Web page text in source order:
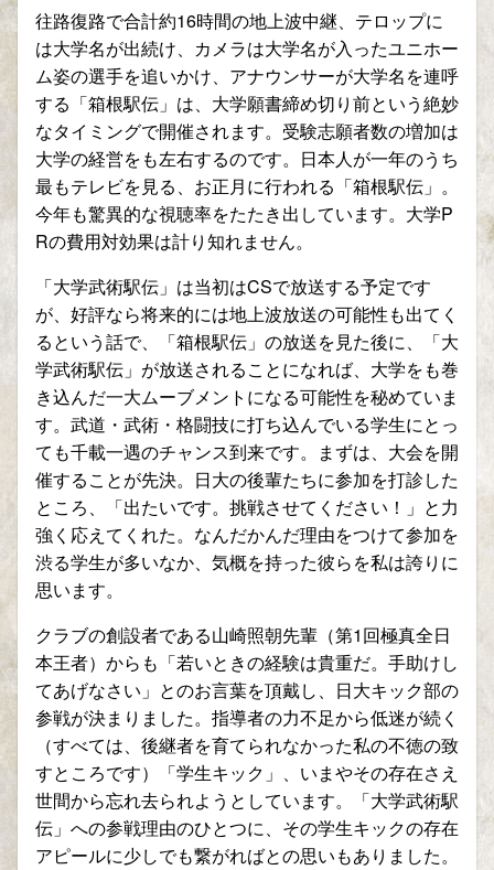
往路復路で合計約16時間の地上波中継、テロップに
は大学名が出続け、カメラは大学名が入ったユニホー
ム姿の選手を追いかけ、アナウンサーが大学名を連呼
する「箱根駅伝」は、大学願書締め切り前という絶妙
なタイミングで開催されます。受験志願者数の増加は
大学の経営をも左右するのです。日本人が一年のうち
最もテレビを見る、お正月に行われる「箱根駅伝」。
今年も驚異的な視聴率をたたき出しています。大学P
Rの費用対効果は計り知れません。
「大学武術駅伝」は当初はCSで放送する予定です
が、好評なら将来的には地上波放送の可能性も出てく
るという話で、「箱根駅伝」の放送を見た後に、「大
学武術駅伝」が放送されることになれば、大学をも巻
き込んだ一大ムーブメントになる可能性を秘めていま
す。武道・武術・格闘技に打ち込んでいる学生にとっ
ても千載一遇のチャンス到来です。まずは、大会を開
催することが先決。日大の後輩たちに参加を打診した
ところ、「出たいです。挑戦させてください！」と力
強く応えてくれた。なんだかんだ理由をつけて参加を
渋る学生が多いなか、気概を持った彼らを私は誇りに
思います。
クラブの創設者である山崎照朝先輩（第1回極真全日
本王者）からも「若いときの経験は貴重だ。手助けし
てあげなさい」とのお言葉を頂戴し、日大キック部の
参戦が決まりました。指導者の力不足から低迷が続く
（すべては、後継者を育てられなかった私の不徳の致
すところです）「学生キック」、いまやその存在さえ
世間から忘れ去られようとしています。「大学武術駅
伝」への参戦理由のひとつに、その学生キックの存在
アピールに少しでも繋がればとの思いもありました。